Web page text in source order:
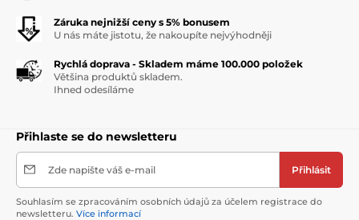
Záruka nejnižší ceny s 5% bonusem
U nás máte jistotu, že nakoupíte nejvýhodněji
Rychlá doprava - Skladem máme 100.000 položek
Většina produktů skladem.
Ihned odesíláme
Přihlaste se do newsletteru
Zde napište váš e-mail Přihlásit
Souhlasím se zpracováním osobních údajů za účelem registrace do
newsletteru. Více informací